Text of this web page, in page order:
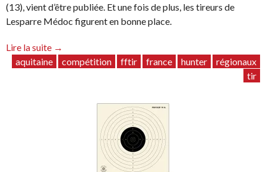
(13), vient d’être publiée. Et une fois de plus, les tireurs de
Lesparre Médoc figurent en bonne place.
Lire la suite
“Les
Hunteristes
→
aquitaine
compétition fftir france hunter
régionaux
tir